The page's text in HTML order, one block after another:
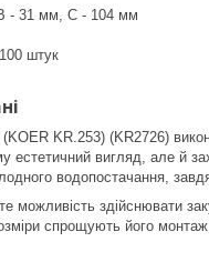
- 31 мм, C - 104 мм
100 штук
KR.253) (KR2726)
естетичний вигляд, але й
водопостачання,
можливість здійснювати
спрощують його